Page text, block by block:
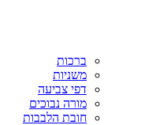
ברכות
משניות
דפי צביעה
מורה נבוכים
חובת הלבבות